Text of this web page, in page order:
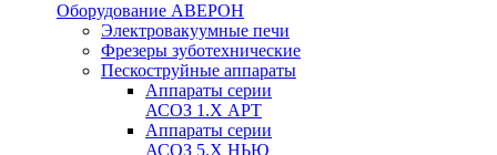
Оборудование АВЕРОН
Электровакуумные печи
Фрезеры зуботехнические
Пескоструйные аппараты
Аппараты серии
АСОЗ 1.Х АРТ
Аппараты серии
АСОЗ 5.Х НЬЮ